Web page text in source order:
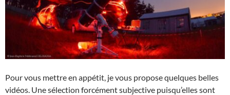
Pour vous mettre en appétit, je vous propose quelques belles
vidéos. Une sélection forcément subjective puisqu’elles sont